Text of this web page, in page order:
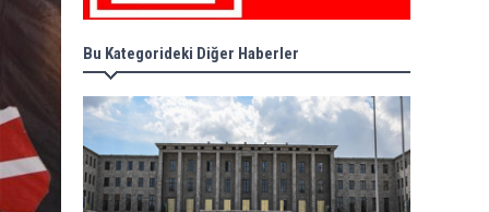
Bu Kategorideki Diğer Haberler